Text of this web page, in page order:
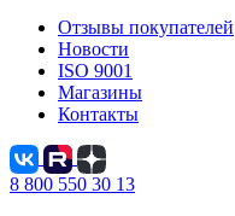
Отзывы покупателей
Новости
ISO 9001
Магазины
Контакты
8 800 550 30 13